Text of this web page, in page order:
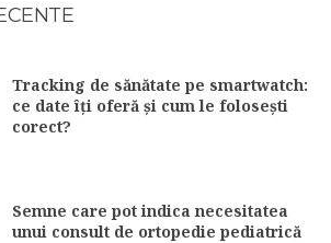
Tracking de sănătate pe smartwatch:
ce date îți oferă și cum le folosești
corect?
Semne care pot indica necesitatea
unui consult de ortopedie pediatrică